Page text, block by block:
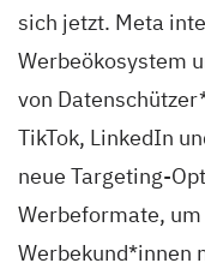
sich jetzt. Meta
Werbeökosystem
von
TikTok, LinkedIn
neue Targeting-
Werbeformate,
Werbekund*innen